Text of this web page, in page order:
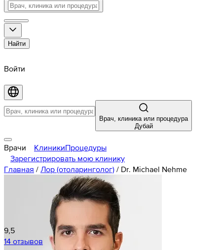
Найти
Войти
Врач, клиника или процедура
Дубай
Врачи КлиникиПроцедуры
Зарегистрировать мою клинику
Главная / Лор (отоларинголог) / Dr. Michael Nehme
9,5
14 отзывов